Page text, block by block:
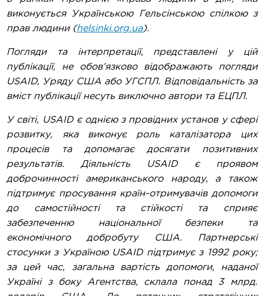
виконується Українською Гельсінською спілкою з
прав людини (helsinki.org.ua).
Погляди та інтерпретації, представлені у цій
публікації, не обов’язково відображають погляди
USAID, Уряду США або УГСПЛ. Відповідальність за
вміст публікації несуть виключно автори та ЕЦПЛ.
У світі, USAID є однією з провідних установ у сфері
розвитку, яка виконує роль каталізатора цих
процесів та допомагає досягати позитивних
результатів. Діяльність USAID є проявом
доброчинності американського народу, а також
підтримує просування країн-отримувачів допомоги
до самостійності та стійкості та сприяє
забезпеченню національної безпеки та
економічного добробуту США. Партнерські
стосунки з Україною USAID підтримує з 1992 року;
за цей час, загальна вартість допомоги, наданої
Україні з боку Агентства, склала понад 3 млрд.